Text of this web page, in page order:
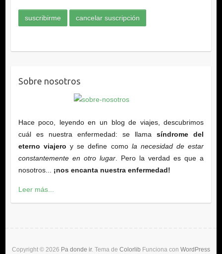
Sobre nosotros
Hace poco, leyendo en un blog de viajes, descubrimos
cuál es nuestra enfermedad: se llamasíndrome del
eterno viajero y se define como la necesidad de estar
constantemente en otro lugar. Pero la verdad es que a
nosotros... ¡nos encanta nuestra enfermedad!
Leer más...
Copyright © 2026 Pa donde ir. Tema de Colorlib Funciona con WordPress